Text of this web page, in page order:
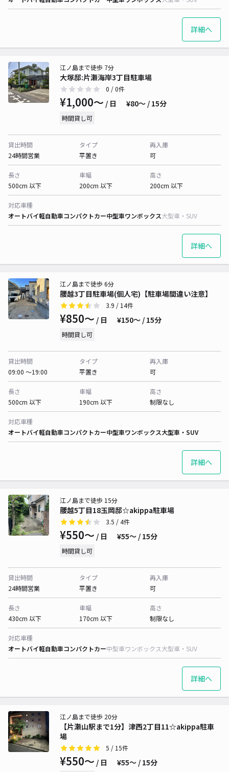
詳細へ
大塚邸:片瀬海岸3丁目駐車場
江ノ島まで徒歩 7分
0 / 0件
¥1,000〜 / 日 ¥80〜 / 15分
時間貸し可
貸出時間
24時間営業
タイプ
平置き
再入庫
可
長さ
500cm 以下
車幅
200cm 以下
高さ
200cm 以下
対応車種
オートバイ軽自動車コンパクトカー中型車ワンボックス大型車・SUV
詳細へ
腰越3丁目駐車場(個人宅)【駐車場間違い注意】
江ノ島まで徒歩 6分
3.9 / 14件
¥850〜 / 日 ¥150〜 / 15分
時間貸し可
貸出時間
09:00 〜19:00
タイプ
平置き
再入庫
可
長さ
500cm 以下
車幅
190cm 以下
高さ
制限なし
対応車種
オートバイ軽自動車コンパクトカー中型車ワンボックス大型車・SUV
詳細へ
腰越5丁目18玉岡邸☆akippa駐車場
江ノ島まで徒歩 15分
3.5 / 4件
¥550〜 / 日 ¥55〜 / 15分
時間貸し可
貸出時間
24時間営業
タイプ
平置き
再入庫
可
長さ
430cm 以下
車幅
170cm 以下
高さ
制限なし
対応車種
オートバイ軽自動車コンパクトカー中型車ワンボックス大型車・SUV
詳細へ
【片瀬山駅まで1分】津西2丁目11☆akippa駐車
場
江ノ島まで徒歩 20分
5 / 15件
¥550〜 / 日 ¥55〜 / 15分